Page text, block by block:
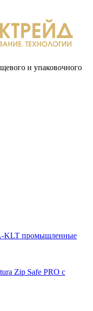
и упаковочного
KLT промышленные
Zip Safe PRO с